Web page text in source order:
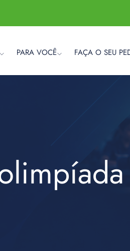
PARA VOCÊ FAÇA O SEU